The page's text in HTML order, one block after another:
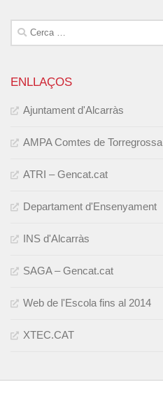
Cerca:
ENLLAÇOS
Ajuntament d'Alcarràs
AMPA Comtes de Torregrossa
ATRI – Gencat.cat
Departament d'Ensenyament
INS d'Alcarràs
SAGA – Gencat.cat
Web de l'Escola fins al 2014
XTEC.CAT